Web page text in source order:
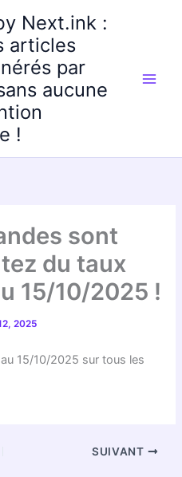
Next.ink :
articles
par
aucune
!
sont
du taux
15/10/2025 !
2025
15/10/2025 sur tous les
SUIVANT